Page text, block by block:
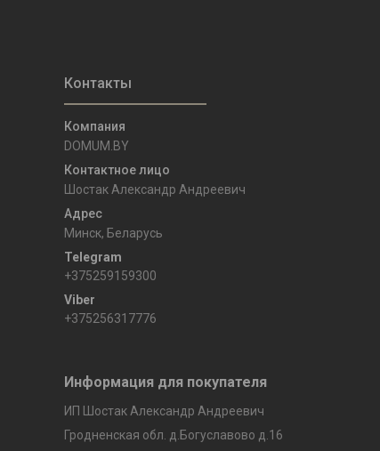
DOMUM.BY
Шостак Александр Андреевич
Минск, Беларусь
+375259159300
+375256317776
Информация для покупателя
ИП Шостак Александр Андреевич
Гродненская обл. д.Богуславово д.16